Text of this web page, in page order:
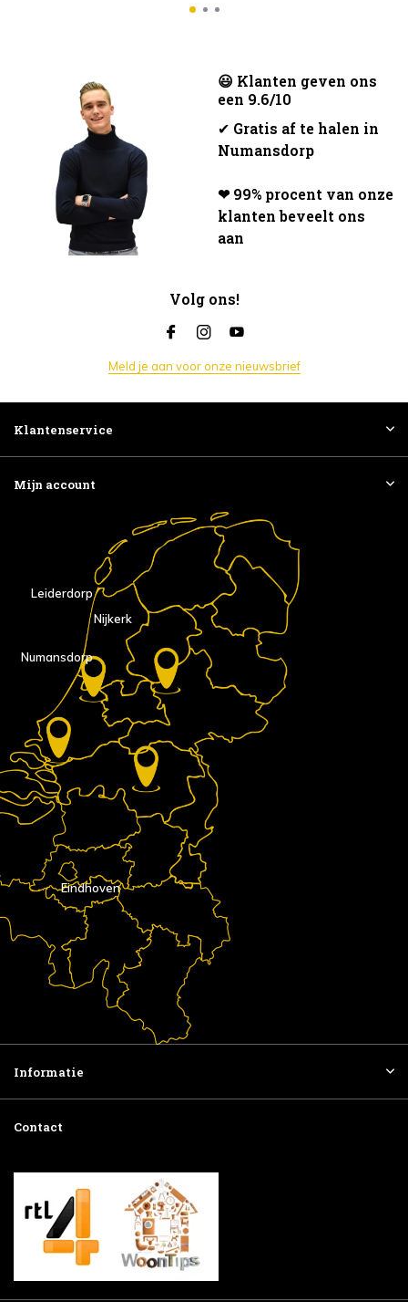
😃 Klanten geven ons
een 9.6/10
✔ Gratis af te halen in
Numansdorp
❤ 99% procent van onze
klanten beveelt ons
aan
Volg ons!
Meld je aan voor onze nieuwsbrief
Klantenservice
Mijn account
Eindhoven
Nijkerk
Numansdorp
Leiderdorp
Informatie
Contact